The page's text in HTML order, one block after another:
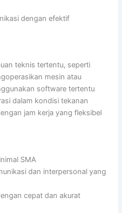
dengan efektif
teknis tertentu, seperti
mesin atau
software tertentu
dalam kondisi tekanan
jam kerja yang fleksibel
SMA
dan interpersonal yang
cepat dan akurat